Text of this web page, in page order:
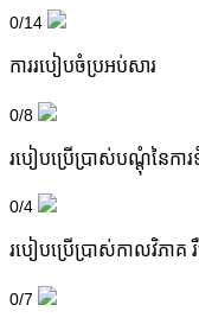
0/14
ការរបៀបចំប្រអប់សារ
0/8
របៀបប្រើប្រាស់បណ្តុំនៃកា
0/4
របៀបប្រើប្រាស់កាលវិភាគ រឺ
0/7